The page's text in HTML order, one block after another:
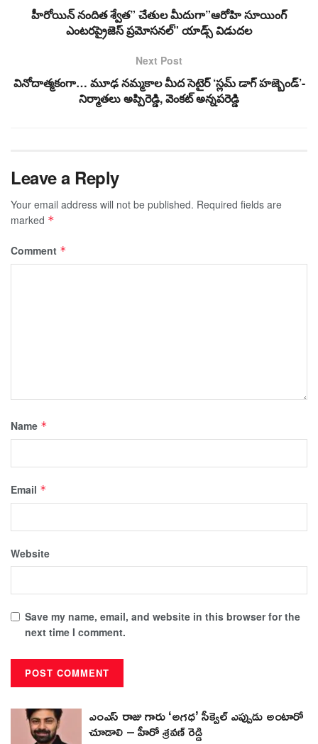
హీరోయిన్ నందిత శ్వేత” చేతుల మీదుగా”ఆరోహి సూయింగ్
ఎంటరప్రైజెస్ ప్రమోసనల్” యాడ్స్ విడుదల
Next Post
వినోదాత్మకంగా… మూఢ నమ్మకాల మీద సెటైర్‌ ‘స్లమ్ డాగ్ హజ్బెండ్’-
నిర్మాతలు అప్పిరెడ్డి, వెంకట్ అన్నపరెడ్డి
Leave a Reply
Your email address will not be published. Required fields are
marked *
Comment *
Name *
Email *
Website
Save my name, email, and website in this browser for the
next time I comment.
ఎంఎస్ రాజు గారు ‘అగధ’ సీక్వెల్ ఎప్పుడు అంటారో
చూడాలి – హీరో శ్రవణ్ రెడ్డి